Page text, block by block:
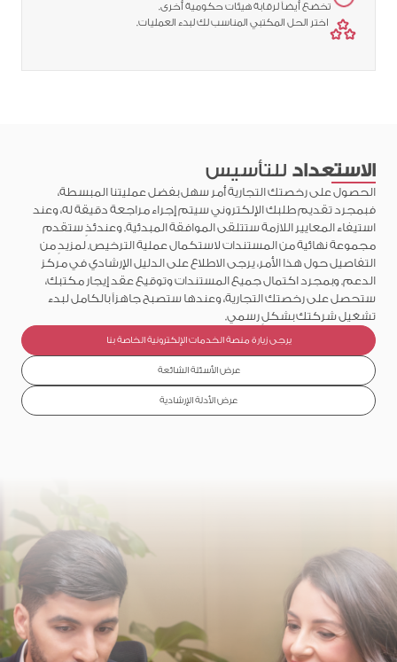
تخضع أيضاً لرقابة هيئات حكومية أخرى.
اختر الحل المكتبي المناسب لك لبدء العمليات.
الاستعداد للتأسيس
الحصول على رخصتك التجارية أمر سهل بفضل عمليتنا المبسطة،
فبمجرد تقديم طلبك الإلكتروني سيتم إجراء مراجعة دقيقة له، وعند
استيفاء المعايير اللازمة ستتلقى الموافقة المبدئية. وعندئذٍ ستقدم
مجموعة نهائية من المستندات لاستكمال عملية الترخيص. لمزيدٍ من
التفاصيل حول هذا الأمر، يرجى الاطلاع على الدليل الإرشادي في مركز
الدعم. وبمجرد اكتمال جميع المستندات وتوقيع عقد إيجار مكتبك،
ستحصل على رخصتك التجارية، وعندها ستصبح جاهزاً بالكامل لبدء
تشغيل شركتك بشكلٍ رسمي.
يرجى زيارة منصة الخدمات الإلكترونية الخاصة بنا
عرض الأسئلة الشائعة
عرض الأدلة الإرشادية